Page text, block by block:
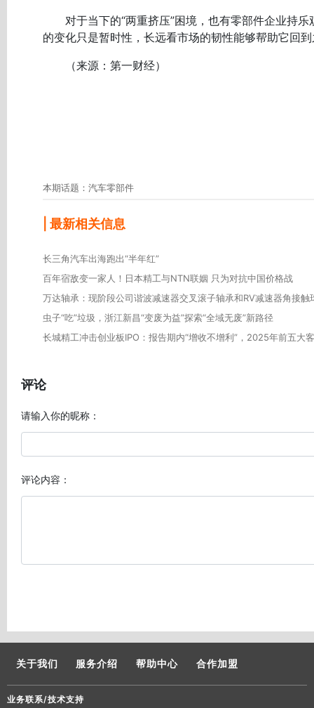
对于当下的“两重挤压”困境，也有零部件企业持乐
的变化只是暂时性，长远看市场的韧性能够帮助它回
（来源：第一财经）
本期话题：汽车零部件
| 最新相关信息
长三角汽车出海跑出“半年红”
百年宿敌变一家人！日本精工与NTN联姻 只为对抗中国价格战
万达轴承：现阶段公司谐波减速器交叉滚子轴承和RV减速器角接
虫子“吃”垃圾，浙江新昌“变废为益”探索“全域无废”新路径
长城精工冲击创业板IPO：报告期内“增收不增利”，2025年前五大
评论
请输入你的昵称：
评论内容：
关于我们 服务介绍 帮助中心 合作加盟
业务联系/技术支持